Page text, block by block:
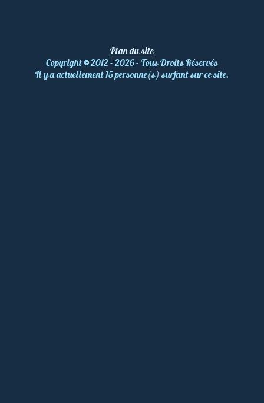
Plan du site
Copyright©2012 - 2026 - Tous Droits Réservés
Il y a actuellement 15 personne(s) surfant sur ce site.